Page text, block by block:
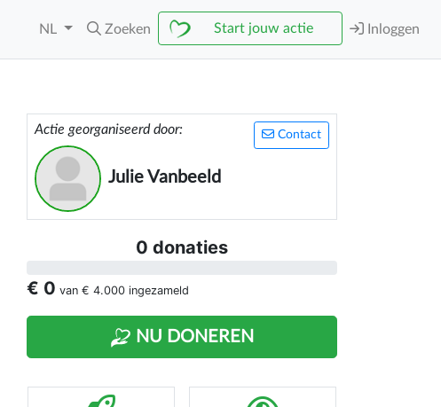
NL Zoeken Start jouw actie Inloggen
Contact
Actie georganiseerd door:
Julie Vanbeeld
0 donaties
€ 0 van € 4.000 ingezameld
NU DONEREN